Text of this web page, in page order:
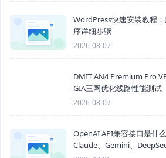
WordPress快速安装教程
序详细步骤
2026-08-07
DMIT AN4 Premium Pro
GIA三网优化线路性能测试
2026-08-07
OpenAI API兼容接口是什么
Claude、Gemini、